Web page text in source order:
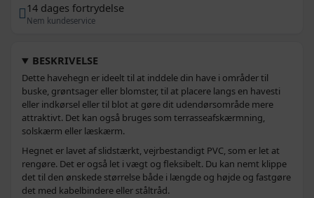
14 dages fortrydelse
Nem kundeservice
BESKRIVELSE
Dette havehegn er ideelt til at inddele din have i områder til
buske, grøntsager eller blomster, til at placere langs en havesti
eller indkørsel eller til blot at gøre dit udendørsområde mere
attraktivt. Det kan også bruges som terrasseafskærmning,
solskærm eller læskærm.
Hegnet er lavet af slidstærkt, vejrbestandigt PVC, som er let at
rengøre. Det er også let i vægt og fleksibelt. Du kan nemt klippe
det til den ønskede størrelse både i længde og højde og fastgøre
det med kabelbindere eller ståltråd.